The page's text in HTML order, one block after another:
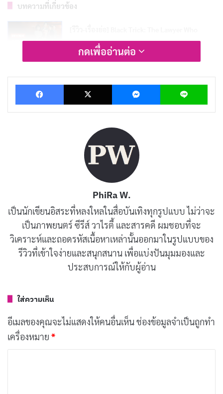
บทความที่เกี่ยวข้อง
Controls Justice (2026) ซีรีส์กฎหมายญี่ปุ่น ลวง
เพื่อความจริงบน Netflix
[รีวิว-เรื่องย่อ] Doctor-X the Movie (2024) ปิด
ตำนานศัลยแพทย์หญิงผู้ไม่เคยพลาด บน Netflix
[รีวิว-เรื่องย่อ] My Life With the Walter Boys ซีซั่น
3 ซีรีส์วัยรุ่นที่หมดพลัง
เผยแพร่เมื่อ: 2 วัน ที่ผ่านมา
[รีวิว-เรื่องย่อ] The Shards (2026) ซีรีส์ไซโคทริล
เลอร์จากนิยาย Bret Easton Ellis ที่ความหลอนคืบ
คลานแบบไม่ต้องเร่ง
เผยแพร่เมื่อ: 2 วัน ที่ผ่านมา
แต่การเอาตัวรอดจากซอมบี้ไม่ใช่เรื่องง่าย โดยเฉพาะเมื่อ
บังเกิดขึ้น
กดเพื่ออ่านต่อ
Facebook X Messenger Line
PhiRa W.
เป็นนักเขียนอิสระที่หลงใหลในสื่อบันเทิงทุกรูปแบบ ไม่ว่าจะ
เป็นภาพยนตร์ ซีรีส์ วาไรตี้ และสารคดี ผมชอบที่จะ
วิเคราะห์และถอดรหัสเนื้อหาเหล่านั้นออกมาในรูปแบบของ
รีวิวที่เข้าใจง่ายและสนุกสนาน เพื่อแบ่งปันมุมมองและ
ประสบการณ์ให้กับผู้อ่าน
ใส่ความเห็น
อีเมลของคุณจะไม่แสดงให้คนอื่นเห็น ช่องข้อมูลจำเป็นถูกทำ
เครื่องหมาย *